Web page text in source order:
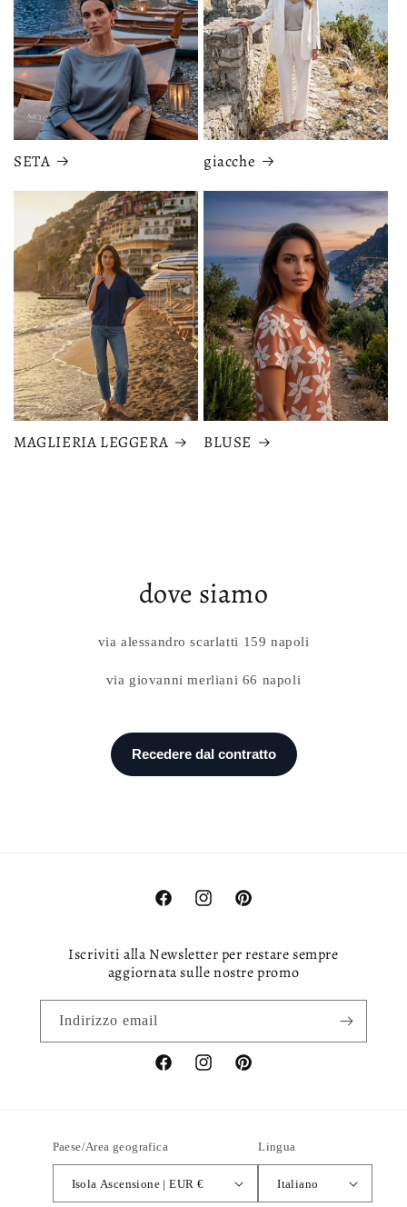
SETA giacche
MAGLIERIA LEGGERA BLUSE
dove siamo
via alessandro scarlatti 159 napoli
via giovanni merliani 66 napoli
FacebookInstagramPinterest
Iscriviti alla Newsletter per restare sempre
aggiornata sulle nostre promo
Indirizzo email
FacebookInstagramPinterest
Paese/Area geografica
Isola Ascensione | EUR €
Lingua
Italiano